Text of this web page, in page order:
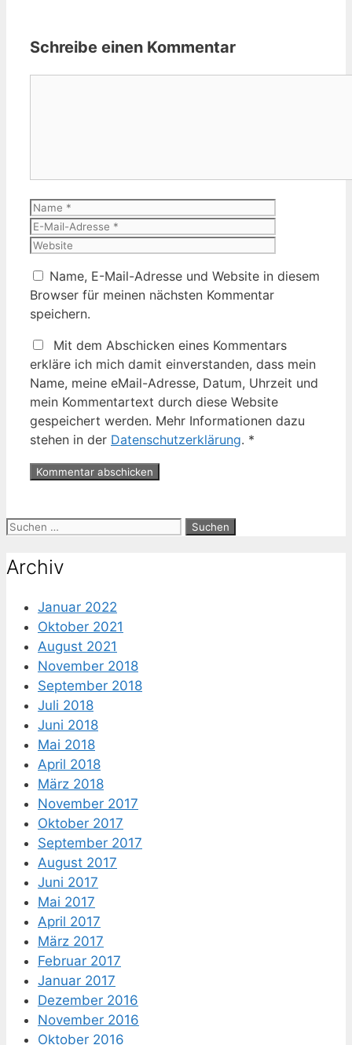
Schreibe einen Kommentar
Name
Name, E-Mail-Adresse und Website in diesem
Browser für meinen nächsten Kommentar
speichern.
Mit dem Abschicken eines Kommentars
erkläre ich mich damit einverstanden, dass mein
Name, meine eMail-Adresse, Datum, Uhrzeit und
mein Kommentartext durch diese Website
gespeichert werden. Mehr Informationen dazu
stehen in der Datenschutzerklärung. *
Suche
Archiv
Januar 2022
Oktober 2021
August 2021
November 2018
September 2018
Juli 2018
Juni 2018
Mai 2018
April 2018
März 2018
November 2017
Oktober 2017
September 2017
August 2017
Juni 2017
Mai 2017
April 2017
März 2017
Februar 2017
Januar 2017
Dezember 2016
November 2016
Oktober 2016